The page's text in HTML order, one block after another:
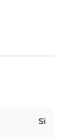
Sì